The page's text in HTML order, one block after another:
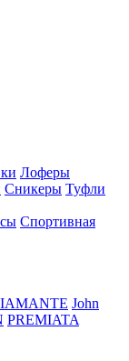
Лоферы
Сникеры Туфли
Спортивная
John
PREMIATA